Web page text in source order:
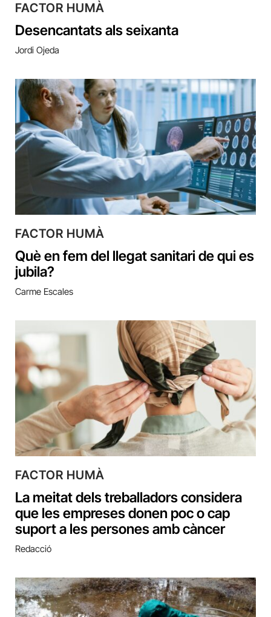
FACTOR HUMÀ
Desencantats als seixanta
Jordi Ojeda
FACTOR HUMÀ
Què en fem del llegat sanitari de qui es
jubila?
Carme Escales
FACTOR HUMÀ
La meitat dels treballadors considera
que les empreses donen poc o cap
suport a les persones amb càncer
Redacció